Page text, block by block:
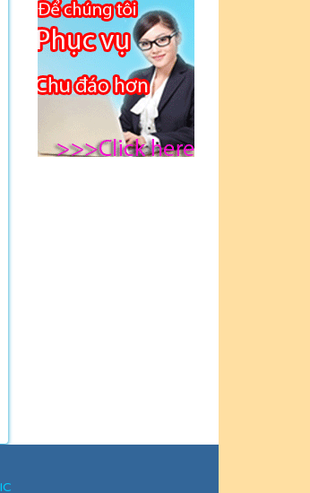
Bé Thu Tâm: "Xin
chân thành cám ơn
Nha khoa Ngân Hà
đã tận tình giúp đỡ
em trong quá trình
điều chỉnh răng do
quan tâm tận tình